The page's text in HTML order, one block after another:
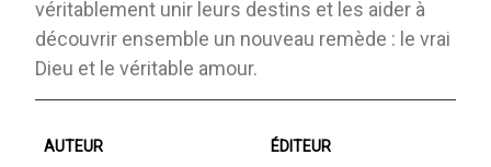
véritablement unir leurs destins et les aider à
découvrir ensemble un nouveau remède : le vrai
Dieu et le véritable amour.
AUTEUR ÉDITEUR